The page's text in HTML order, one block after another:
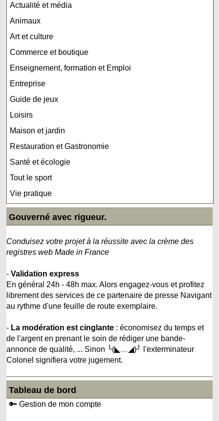
Actualité et média
Animaux
Art et culture
Commerce et boutique
Enseignement, formation et Emploi
Entreprise
Guide de jeux
Loisirs
Maison et jardin
Restauration et Gastronomie
Santé et écologie
Tout le sport
Vie pratique
Gouverné avec rigueur.
Conduisez votre projet à la réussite avec la crème des
registres web Made in France
-Validation express
En général 24h - 48h max. Alors engagez-vous et profitez
librement des services de ce partenaire de presse Navigant
au rythme d'une feuille de route exemplaire.
- La modération est cinglante : économisez du temps et
de l'argent en prenant le soin de rédiger une bande-
annonce de qualité, ... Sinon ╰(◣﹏◢)╯ l'exterminateur
Colonel signifiera votre jugement.
Tableau de bord
🔑 Gestion de mon compte